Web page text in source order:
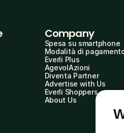
Company
Spesa su smartphone
Modalità di
Everli Plus
AgevolAzioni
Diventa Partner
Advertise with Us
Everli Shoppers
About Us